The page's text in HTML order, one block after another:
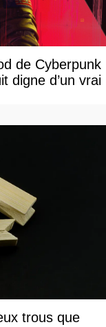
de Cyberpunk
digne d’un vrai
trous que